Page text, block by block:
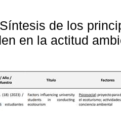
Síntesis de los
en la actitud